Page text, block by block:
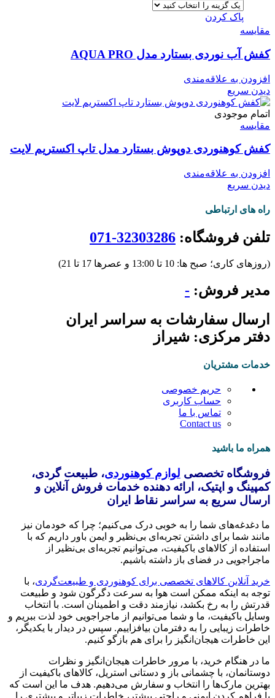
پاک کردن
مقایسه
کفش آب نوردی بستارد مدل AQUA PRO
افزودن به علاقه‌مندی
دیدن سریع
اتمام موجودی
مقایسه
کفش کوهنوردی دوپوش بستارد مدل تاپ اکستریم لایت
افزودن به علاقه‌مندی
دیدن سریع
راه های ارتباطی
تلفن فروشگاه: 32303286-071
(روزهای کاری؛ صبح ها: 10 تا 13:00 و عصرها 17 تا 21)
مدیر فروش: -
ارسال سفارشات به سراسر ایران
دفتر مرکزی: شیراز
خدمات مشتریان
حریم خصوصی
حساب کاربری
تماس با ما
Contact us
همراه ما باشید
فروشگاه تخصصی لوازم کوهنوردی، طبیعت گردی،
کمپینگ و اپتیک، ارائه دهنده خدمات فروش آنلاین و
ارسال سریع به سراسر نقاط ایران
ما دغدغه‌های شما را به خوبی درک می‌کنیم؛ چرا که خودمان نیز
مانند شما برای داشتن تجربه‌ای بی‌نظیر و ایمن باور داریم که با
استفاده از کالاهای باکیفیت، می‌توانیم تجربه‌ای بی‌نظیر از
ماجراجویی در فضای باز داشته باشیم.
خرید آنلاین کالاهای تخصصی برای کوهنوردی و طبیعت‌گردی، با
توجه به اینکه ممکن است هوا به سرعت دگرگون شود و طبیعت
قدرتش را به رخ بکشد، نیازمند دقت و اطمینان است. با انتخاب
وسایل باکیفیت، ما و شما می‌توانیم از ماجراجویی خود لذت ببریم و
خاطرات زیبایی را به دفترمان بیافزاییم. سپس در دیدار با یکدیگر،
این خاطرات هیجان‌انگیز را برای هم بازگو کنیم.
ما در هنگام خرید، با مرور خاطرات هیجان‌انگیز و نظرات
دوستانمان، با چشمانی باز و دستانی استریل، کالاهای باکیفیت از
بهترین مارک‌ها را انتخاب و سفارش می‌دهیم. هدف ما این است که
با فراهم کردن ایمنی و راحتی بیشتر، خاطرات زیباتر و بیشتری را